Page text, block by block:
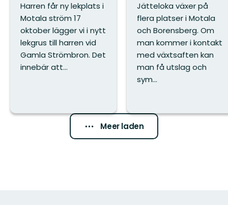
Harren får ny lekplats i
Motala ström 17
oktober lägger vi i nytt
lekgrus till harren vid
Gamla Strömbron. Det
innebär att...
Jätteloka växer på
flera platser i Motala
och Borensberg. Om
man kommer i kontakt
med växtsaften kan
man få utslag och
sym...
Meer laden